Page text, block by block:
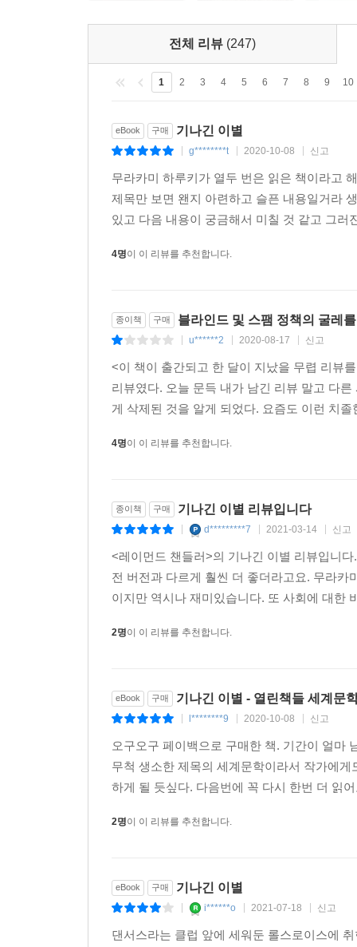
[말로도 늙어 가고, 독자들도 나이를 먹어 간
부자들의 허영과 기만을 부러워하지 않고, 어
이 강인하고 결벽증적인 남자의 뒷모습에 바치는
가장 위대한 추리 작가의 하나. 그가 세운 기준은
- [선데이 타임스]
챈들러는 다른 종류의 탐정을 탄생시켰다.
챈들러는 첫 문장부터 독자의 마음을 사로잡는 작
- [데일리 텔리그래프]
전체 리뷰 (247)
1 2 3 4 5 6 7 8 9 10
eBook 구매 기나긴 이별
g********t 2020-10-08 신고
무라카미 하루키가 열두 번은 읽은 책이라고
제목만 보면 왠지 아련하고 슬픈 내용일거라
있고 다음 내용이 궁금해서 미칠 것 같고 그
4명이 이 리뷰를 추천합니다.
종이책 구매 블라인드 및 스팸 정책의 굴레
u******2 2020-08-17 신고
<이 책이 출간되고 한 달이 지났을 무렵 리뷰
리뷰였다. 오늘 문득 내가 남긴 리뷰 말고 다
게 삭제된 것을 알게 되었다. 요즘도 이런 치
4명이 이 리뷰를 추천합니다.
종이책 구매 기나긴 이별 리뷰입니다
d*********7 2021-03-14 신고
<레이먼드 챈들러>의 기나긴 이별 리뷰입니
전 버전과 다르게 훨씬 더 좋더라고요. 무라
이지만 역시나 재미있습니다. 또 사회에 대한
2명이 이 리뷰를 추천합니다.
eBook 구매 기나긴 이별 - 열린책들 세계문
l********9 2020-10-08 신고
오구오구 페이백으로 구매한 책. 기간이 얼마
무척 생소한 제목의 세계문학이라서 작가에
하게 될 듯싶다. 다음번에 꼭 다시 한번 더 읽
2명이 이 리뷰를 추천합니다.
eBook 구매 기나긴 이별
i******o 2021-07-18 신고
댄서스라는 클럽 앞에 세워둔 롤스로이스에